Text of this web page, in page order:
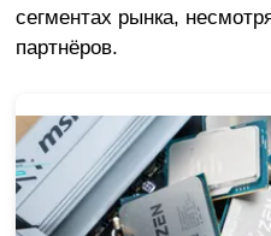
сегментах рынка,
партнёров.